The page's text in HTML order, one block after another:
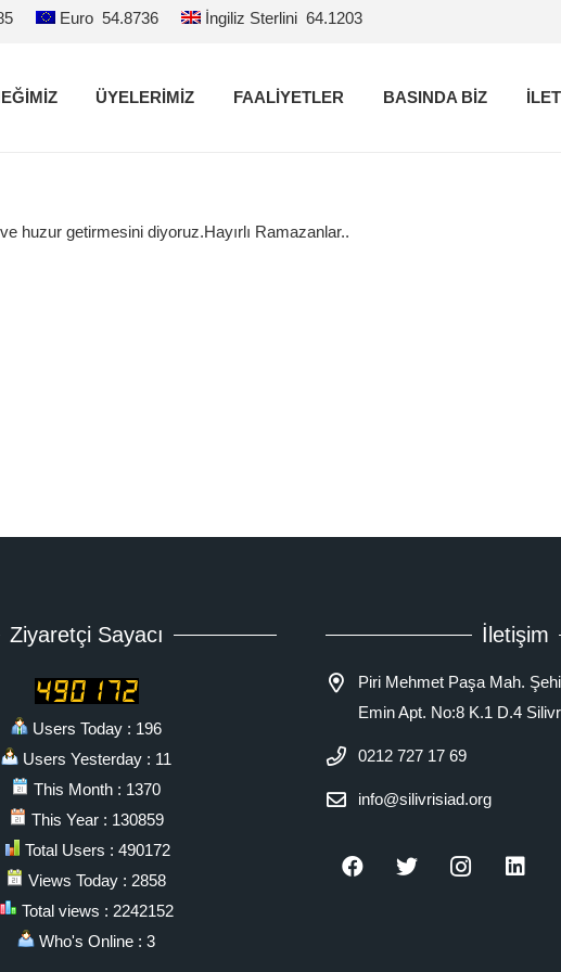
Euro 54.8736 İngiliz Sterlini 64.1203
ÜYELERİMİZ FAALİYETLER BASINDA BİZ
huzur getirmesini diyoruz.Hayırlı Ramazanlar..
Ziyaretçi Sayacı
Users Today : 196
Users Yesterday : 11
This Month : 1370
This Year : 130859
Total Users : 490172
Views Today : 2858
Total views : 2242152
Who's Online : 3
İletişim
Piri Mehmet Paşa Mah.
Emin Apt. No:8 K.1 D.4
0212 727 17 69
info@silivrisiad.org